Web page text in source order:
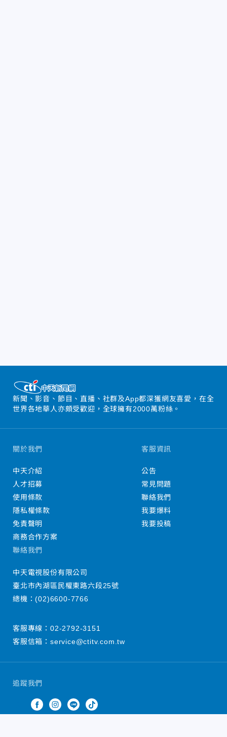
新聞、影音、節目、直播、社群及App都深獲網友喜愛，在全
世界各地華人亦頗受歡迎，全球擁有2000萬粉絲。
追蹤我們
關於我們
中天介紹
人才招募
使用條款
隱私權條款
免責聲明
商務合作方案
客服資訊
公告
常見問題
聯絡我們
我要爆料
我要投稿
聯絡我們
中天電視股份有限公司
臺北市內湖區民權東路六段25號
總機：(02)6600-7766
客服專線： 02-2792-3151
客服信箱： service@ctitv.com.tw